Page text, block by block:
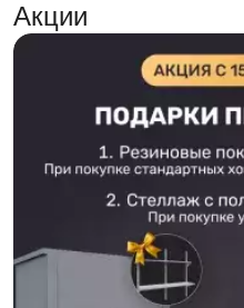
Акции